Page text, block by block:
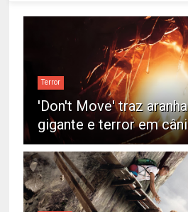
Terror
'Don't Move' traz
gigante e terror em